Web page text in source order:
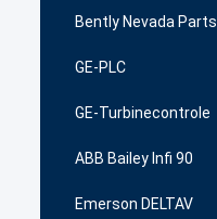
Bently Nevada Parts
GE-PLC
GE-Turbinecontrole
ABB Bailey Infi 90
Emerson DELTAV